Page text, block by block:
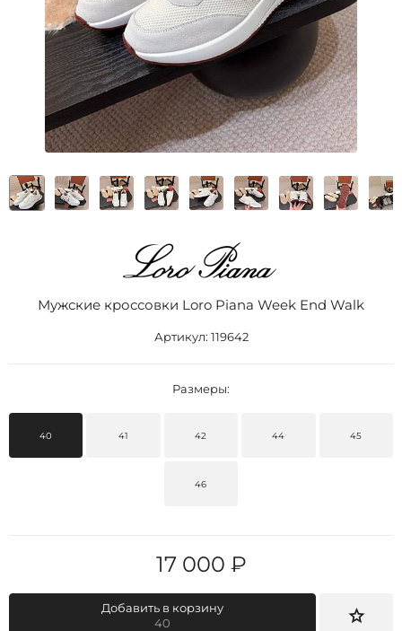
Мужские кроссовки Loro Piana Week End Walk
Артикул: 119642
Размеры:
40 41 42 44 45
46
17 000 ₽
Добавить в корзину
40